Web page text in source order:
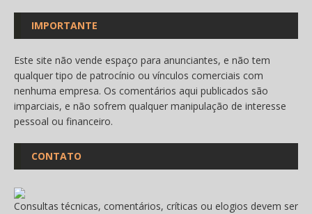
IMPORTANTE
Este site não vende espaço para anunciantes, e não tem
qualquer tipo de patrocínio ou vínculos comerciais com
nenhuma empresa. Os comentários aqui publicados são
imparciais, e não sofrem qualquer manipulação de interesse
pessoal ou financeiro.
CONTATO
Consultas técnicas, comentários, críticas ou elogios devem ser